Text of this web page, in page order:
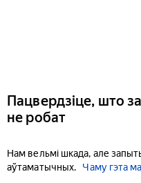
Пацвердзіце, што
не робат
Нам вельмі шкада, але
аўтаматычных.
Чаму гэта